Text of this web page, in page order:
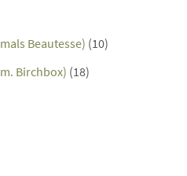
Beautesse) (10)
Birchbox) (18)